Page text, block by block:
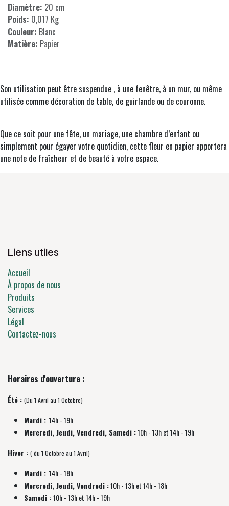
Diamètre: 20 cm
Poids: 0,017 Kg
Couleur: Blanc
Matière: Papier
Son utilisation peut être suspendue , à une fenêtre, à un mur, ou même
utilisée comme décoration de table, de guirlande ou de couronne.
Que ce soit pour une fête, un mariage, une chambre d’enfant ou
simplement pour égayer votre quotidien, cette fleur en papier apportera
une note de fraîcheur et de beauté à votre espace.
Liens utiles
Accueil
À propos de nous
Produits
Services
Légal
Contactez-nous
Horaires d'ouverture :
Été : (Du 1 Avril au 1 Octobre)
Mardi : 14h - 19h
Mercredi, Jeudi, Vendredi, Samedi :10h - 13h et 14h - 19h
Hiver : ( du 1 Octobre au 1 Avril)
Mardi : 14h - 18h
Mercredi, Jeudi, Vendredi :10h - 13h et 14h - 18h
Samedi :10h - 13h et 14h - 19h